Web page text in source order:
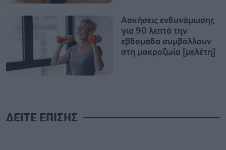
Ασκήσεις ενδυνάμωσης
για 90 λεπτά την
εβδομάδα συμβάλλουν
στη μακροζωία [μελέτη]
ΔΕΙΤΕ ΕΠΙΣΗΣ